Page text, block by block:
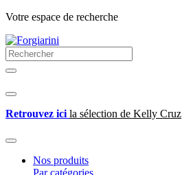
Votre espace de recherche
Retrouvez ici la sélection de Kelly Cruz
Nos produits
Par catégories